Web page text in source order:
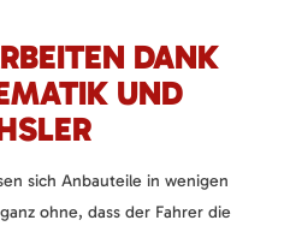
DANK
UND
sich Anbauteile in wenigen
ohne, dass der Fahrer die